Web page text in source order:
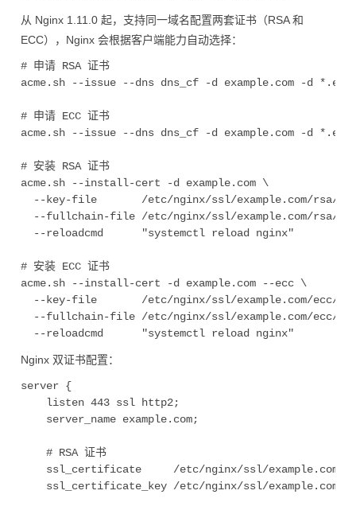
从 Nginx 1.11.0 起，支持同一域名配置两套证书（RSA 和
ECC），Nginx 会根据客户端能力自动选择：
# 申请 RSA 证书
acme.sh --issue --dns dns_cf -d example.com -d
# 申请 ECC 证书
acme.sh --issue --dns dns_cf -d example.com -d
# 安装 RSA 证书
acme.sh --install-cert -d example.com \
--key-file       /etc/nginx/ssl/example.com/rsa/
--fullchain-file /etc/nginx/ssl/example.com/rsa/
  --reloadcmd      "systemctl reload nginx"
# 安装 ECC 证书
acme.sh --install-cert -d example.com --ecc \
--key-file       /etc/nginx/ssl/example.com/ecc/
--fullchain-file /etc/nginx/ssl/example.com/ecc/
Nginx 双证书配置：
server {
    listen 443 ssl http2;
    server_name example.com;
    # RSA 证书
ssl_certificate     /etc/nginx/ssl/example.com/
ssl_certificate_key /etc/nginx/ssl/example.com/